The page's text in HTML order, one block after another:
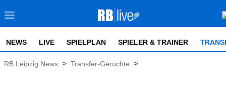
NEWS LIVE SPIELPLAN SPIELER & TRAINER
RB Leipzig News > Transfer-Gerüchte >